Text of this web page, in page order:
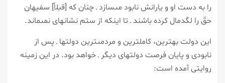
را به دست او و يارانش نابود مى‏سازد ـ چنان كه [قبلاً] سفيهان
حقّ را لگدمال كرده باشند ـ تا اينكه از ستم نشانه‏اى نمى‏ماند.
اين دولت بهترين، كامل‏ترين و مردمى‏ترين دولت‏ها ـ پس از
نابودى و پايان فرصت دولت‏هاى ديگر ـ خواهد بود. در اين زمينه
روايتى آمده است: